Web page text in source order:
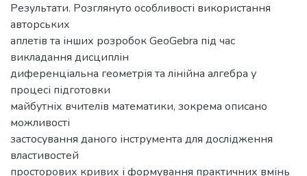
Результати. Розглянуто особливості використання
авторських
аплетів та інших розробок GeoGebra під час
викладання дисциплін
диференціальна геометрія та лінійна алгебра у
процесі підготовки
майбутніх вчителів математики, зокрема описано
можливості
застосування даного інструмента для дослідження
властивостей
просторових кривих і формування практичних вмінь